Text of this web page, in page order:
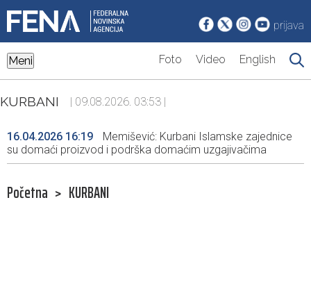
prijava
Meni Foto Video English
KURBANI | 09.08.2026. 03:53 |
16.04.2026 16:19
Memišević: Kurbani Islamske zajednice
su domaći proizvod i podrška domaćim uzgajivačima
Početna > KURBANI